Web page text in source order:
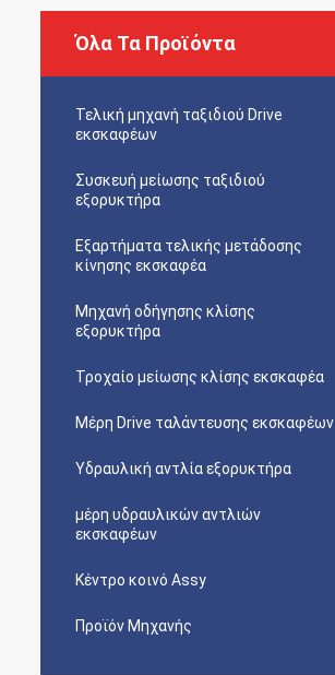
Όλα Τα Προϊόντα
Τελική μηχανή ταξιδιού Drive
εκσκαφέων
Συσκευή μείωσης ταξιδιού
εξορυκτήρα
Εξαρτήματα τελικής μετάδοσης
κίνησης εκσκαφέα
Μηχανή οδήγησης κλίσης
εξορυκτήρα
Τροχαίο μείωσης κλίσης εκσκαφέα
Μέρη Drive ταλάντευσης εκσκαφέων
Υδραυλική αντλία εξορυκτήρα
μέρη υδραυλικών αντλιών
εκσκαφέων
Κέντρο κοινό Assy
Προϊόν Μηχανής